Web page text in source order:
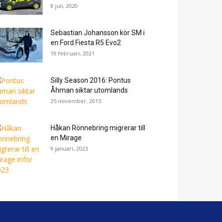
8 juli, 2020
Sebastian Johansson kör SM i
en Ford Fiesta R5 Evo2
19 februari, 2021
Silly Season 2016: Pontus
Åhman siktar utomlands
25 november, 2015
Håkan Rönnebring migrerar till
en Mirage
9 januari, 2023